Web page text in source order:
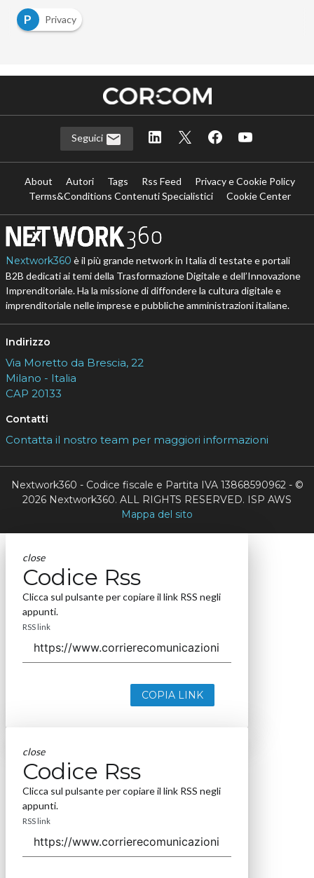
P
Privacy
Seguici
About Autori Tags Rss Feed
Privacy e Cookie Policy
Terms&Conditions Contenuti Specialistici
Cookie Center
Nextwork360 è il più grande network in Italia di testate e portali
B2B dedicati ai temi della Trasformazione Digitale e dell’Innovazione
Imprenditoriale. Ha la missione di diffondere la cultura digitale e
imprenditoriale nelle imprese e pubbliche amministrazioni italiane.
Indirizzo
Via Moretto da Brescia, 22
Milano - Italia
CAP 20133
Contatti
Contatta il nostro team per maggiori informazioni
Nextwork360 - Codice fiscale e Partita IVA 13868590962 - ©
2026 Nextwork360. ALL RIGHTS RESERVED. ISP AWS
Mappa del sito
close
Codice Rss
Clicca sul pulsante per copiare il link RSS negli
appunti.
RSS link
COPIA LINK
close
Codice Rss
Clicca sul pulsante per copiare il link RSS negli
appunti.
RSS link